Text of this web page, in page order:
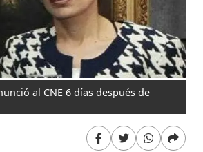
al CNE 6 días después de